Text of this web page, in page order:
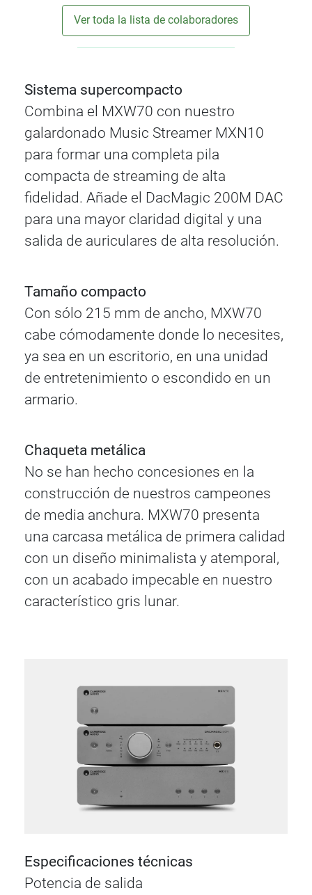
Ver toda la lista de colaboradores
Sistema supercompacto
Combina el MXW70 con nuestro
galardonado Music Streamer MXN10
para formar una completa pila
compacta de streaming de alta
fidelidad. Añade el DacMagic 200M DAC
para una mayor claridad digital y una
salida de auriculares de alta resolución.
Tamaño compacto
Con sólo 215 mm de ancho, MXW70
cabe cómodamente donde lo necesites,
ya sea en un escritorio, en una unidad
de entretenimiento o escondido en un
armario.
Chaqueta metálica
No se han hecho concesiones en la
construcción de nuestros campeones
de media anchura. MXW70 presenta
una carcasa metálica de primera calidad
con un diseño minimalista y atemporal,
con un acabado impecable en nuestro
característico gris lunar.
Especificaciones técnicas
Potencia de salida